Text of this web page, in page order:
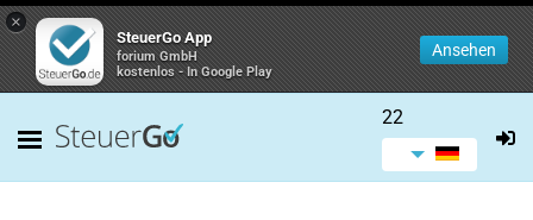
×
SteuerGo App
forium GmbH
kostenlos - In Google Play
Ansehen
22